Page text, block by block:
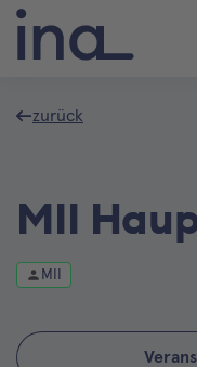
zurück
MII
MII